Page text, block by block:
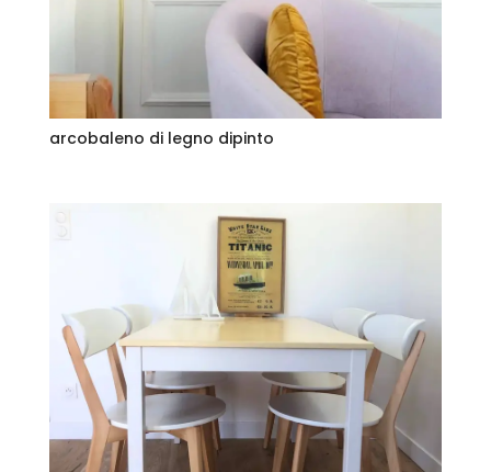
arcobaleno di legno dipinto